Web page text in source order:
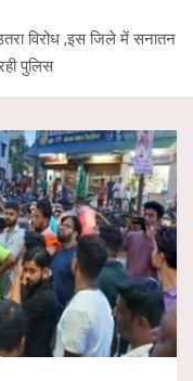
विरोध ,इस जिले में सनातन
पुलिस